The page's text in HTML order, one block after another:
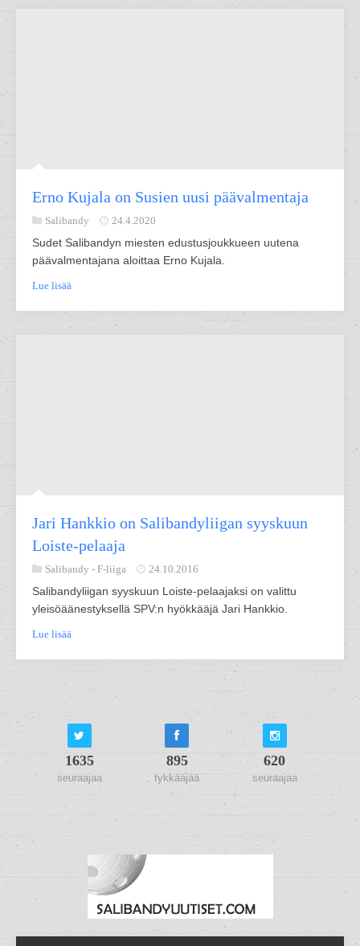
Erno Kujala on Susien uusi päävalmentaja
Salibandy 24.4.2020
Sudet Salibandyn miesten edustusjoukkueen uutena
päävalmentajana aloittaa Erno Kujala.
Lue lisää
Jari Hankkio on Salibandyliigan syyskuun
Loiste-pelaaja
Salibandy - F-liiga 24.10.2016
Salibandyliigan syyskuun Loiste-pelaajaksi on valittu
yleisöäänestyksellä SPV:n hyökkääjä Jari Hankkio.
Lue lisää
1635
seuraajaa
895
tykkääjää
620
seuraajaa